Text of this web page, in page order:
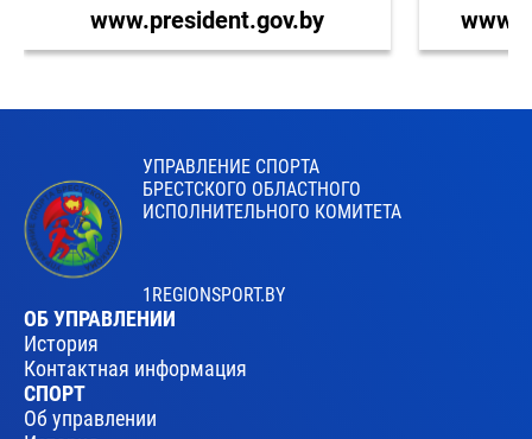
www.president.gov.by
УПРАВЛЕНИЕ СПОРТА
БРЕСТСКОГО ОБЛАСТНОГО
ИСПОЛНИТЕЛЬНОГО КОМИТЕТА
1REGIONSPORT.BY
ОБ УПРАВЛЕНИИ
История
Контактная информация
СПОРТ
Об управлении